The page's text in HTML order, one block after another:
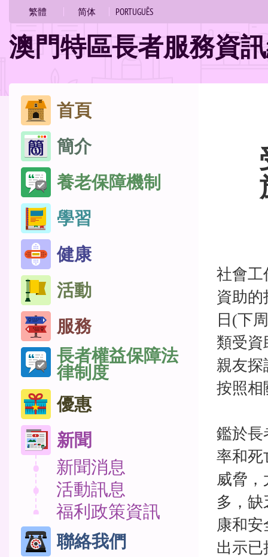
繁體 简体 PORTUGUÊS
澳門特區長者服務資
跳
至
內
容
首頁
簡介
養老保障機制
學習
健康
活動
服務
長者權益保障法
律制度
優惠
新聞
新聞消息
活動訊息
福利政策資訊
聯絡我們
位
置
社會工
資助的
日(下
類受資
親友探
按照相
鑑於長
率和死
威脅
多，
康和
出示已